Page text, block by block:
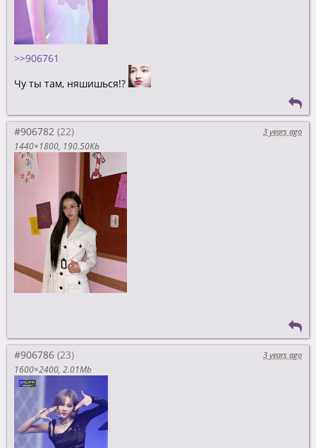
>>906761
Чу ты там, няшишься!?
#906782
3 years ago
1440×1800 190.50Kb
#906786
3 years ago
1600×2400 2.01Mb